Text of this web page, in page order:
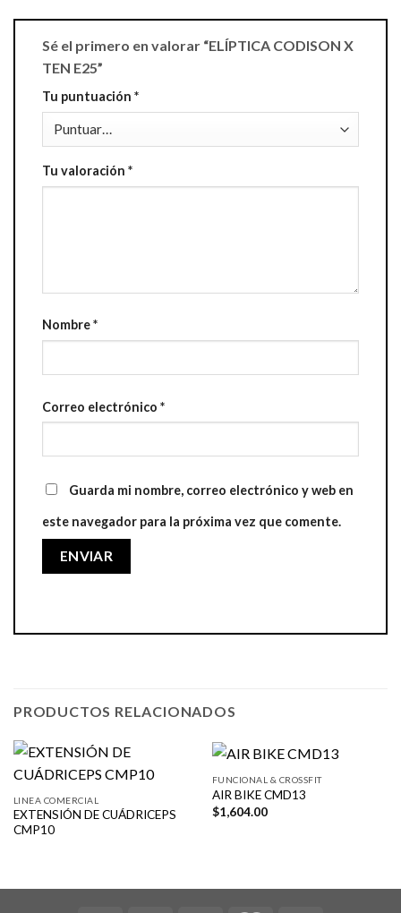
Sé el primero en valorar “ELÍPTICA CODISON X
TEN E25”
Tu puntuación *
Tu valoración *
Nombre*
Correo electrónico *
Guarda mi nombre, correo electrónico y web en
este navegador para la próxima vez que comente.
PRODUCTOS RELACIONADOS
LINEA COMERCIAL
EXTENSIÓN DE CUÁDRICEPS
CMP10
FUNCIONAL & CROSSFIT
AIR BIKE CMD13
$1,604.00